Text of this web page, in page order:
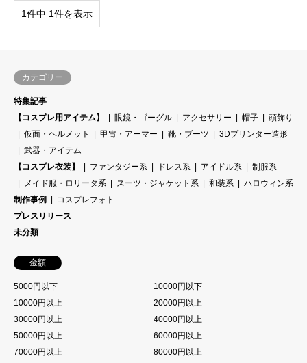
1件中 1件を表示
カテゴリー
特集記事
【コスプレ用アイテム】
眼鏡・ゴーグル アクセサリー 帽子
頭飾り
仮面・ヘルメット
甲冑・アーマー 靴・ブーツ
3Dプリンター造形
武器・アイテム
【コスプレ衣装】
ファンタジー系 ドレス系 アイドル系
制服系
メイド服・ロリータ系
スーツ・ジャケット系 和装系
ハロウィン系
制作事例
コスプレフォト
プレスリリース
未分類
金額
5000円以下
10000円以下
10000円以上
20000円以上
30000円以上
40000円以上
50000円以上
60000円以上
70000円以上
80000円以上